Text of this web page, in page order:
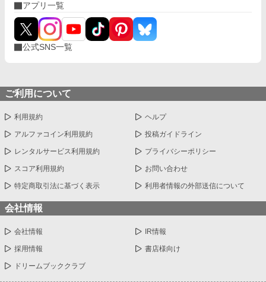
気づきますし、相手役も出てきますが、しばらく出てこないと思
います。好きに生きた結果攻略者達の悲惨なフラグを折ったりす
るかも？ 基本的に主人公は「攻略者の救済＜自分が自由に生き
る事」ですので薄情に見える事もあるかもしれません。そんな主
人公が生きる世界をとくと御覧あれ！ ★★ この話の中での【錬
アプリ一覧
公式SNS一覧
ご利用について
利用規約 ヘルプ
アルファコイン利用規約 投稿ガイドライン
レンタルサービス利用規約 プライバシーポリシー
スコア利用規約 お問い合わせ
特定商取引法に基づく表示 利用者情報の外部送信について
会社情報
会社情報 IR情報
採用情報 書店様向け
ドリームブッククラブ